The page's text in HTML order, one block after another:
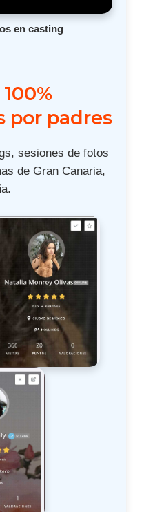
en casting
por padres
sesiones de fotos
de Gran Canaria,